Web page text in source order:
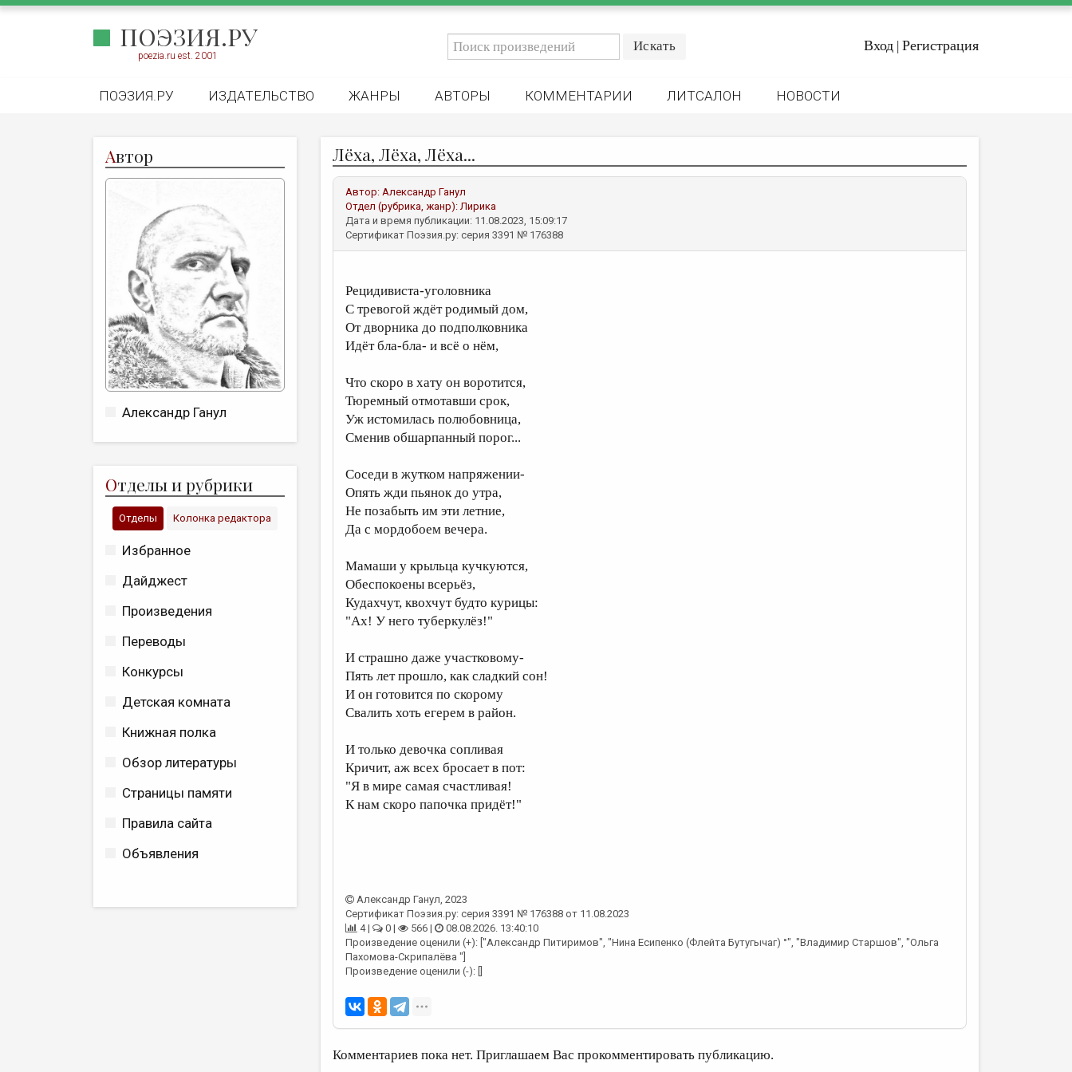
ПОЭЗИЯ.РУ
poezia.ru est. 2001
Вход | Регистрация
ПОЭЗИЯ.РУ ИЗДАТЕЛЬСТВО ЖАНРЫ АВТОРЫ КОММЕНТАРИИ ЛИТСАЛОН НОВОСТИ
Автор
Александр Ганул
Отделы и рубрики
Отделы Колонка редактора
Избранное
Дайджест
Произведения
Переводы
Конкурсы
Детская комната
Книжная полка
Обзор литературы
Страницы памяти
Правила сайта
Объявления
Лёха, Лёха, Лёха...
Автор: Александр Ганул
Отдел (рубрика, жанр):Лирика
Дата и время публикации: 11.08.2023, 15:09:17
Сертификат Поэзия.ру: серия 3391 № 176388
Рецидивиста-уголовника
С тревогой ждёт родимый дом,
От дворника до подполковника
Идёт бла-бла- и всё о нём,
Что скоро в хату он воротится,
Тюремный отмотавши срок,
Уж истомилась полюбовница,
Сменив обшарпанный порог...
Соседи в жутком напряжении-
Опять жди пьянок до утра,
Не позабыть им эти летние,
Да с мордобоем вечера.
Мамаши у крыльца кучкуются,
Обеспокоены всерьёз,
Кудахчут, квохчут будто курицы:
"Ах! У него туберкулёз!"
И страшно даже участковому-
Пять лет прошло, как сладкий сон!
И он готовится по скорому
Свалить хоть егерем в район.
И только девочка сопливая
Кричит, аж всех бросает в пот:
"Я в мире самая счастливая!
К нам скоро папочка придёт!"
Александр Ганул, 2023
Сертификат Поэзия.ру: серия 3391 № 176388 от 11.08.2023
4 |
0 | 566 |
08.08.2026. 13:40:10
Произведение оценили (+): ["Александр Питиримов", "Нина Есипенко (Флейта Бутугычаг) °", "Владимир Старшов", "Ольга
Пахомова-Скрипалёва "]
Произведение оценили (-): []
Комментариев пока нет. Приглашаем Вас прокомментировать публикацию.